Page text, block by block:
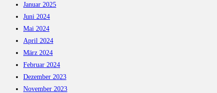
Januar 2025
Juni 2024
Mai 2024
April 2024
März 2024
Februar 2024
Dezember 2023
November 2023